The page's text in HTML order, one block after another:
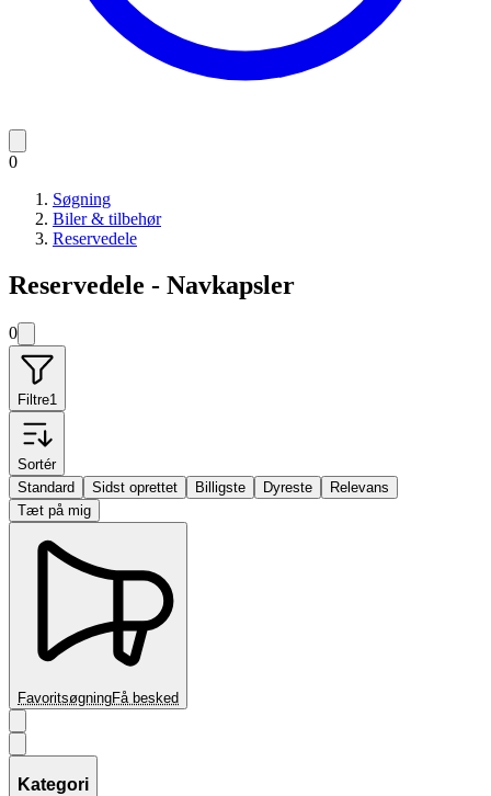
0
Søgning
Biler & tilbehør
Reservedele
Reservedele - Navkapsler
0
Filtre1
Sortér
Standard
Sidst oprettet Billigste Dyreste
Relevans
Tæt på mig
FavoritsøgningFå besked
Kategori